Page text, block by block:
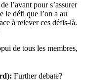
l’avant pour s’assurer
le défi que l’on a au
à relever ces défis-là.
de tous les membres,
Further debate?